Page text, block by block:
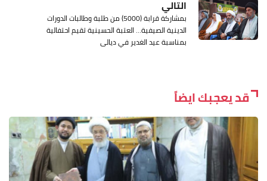
التالي
بمشاركة قرابة (5000) من طلبة وطالبات الدورات
الدينية الصيفية… العتبة الحسينية تقيم احتفالية
بمناسبة عيد الغدير في ديالى
قد يعجبك ايضاً